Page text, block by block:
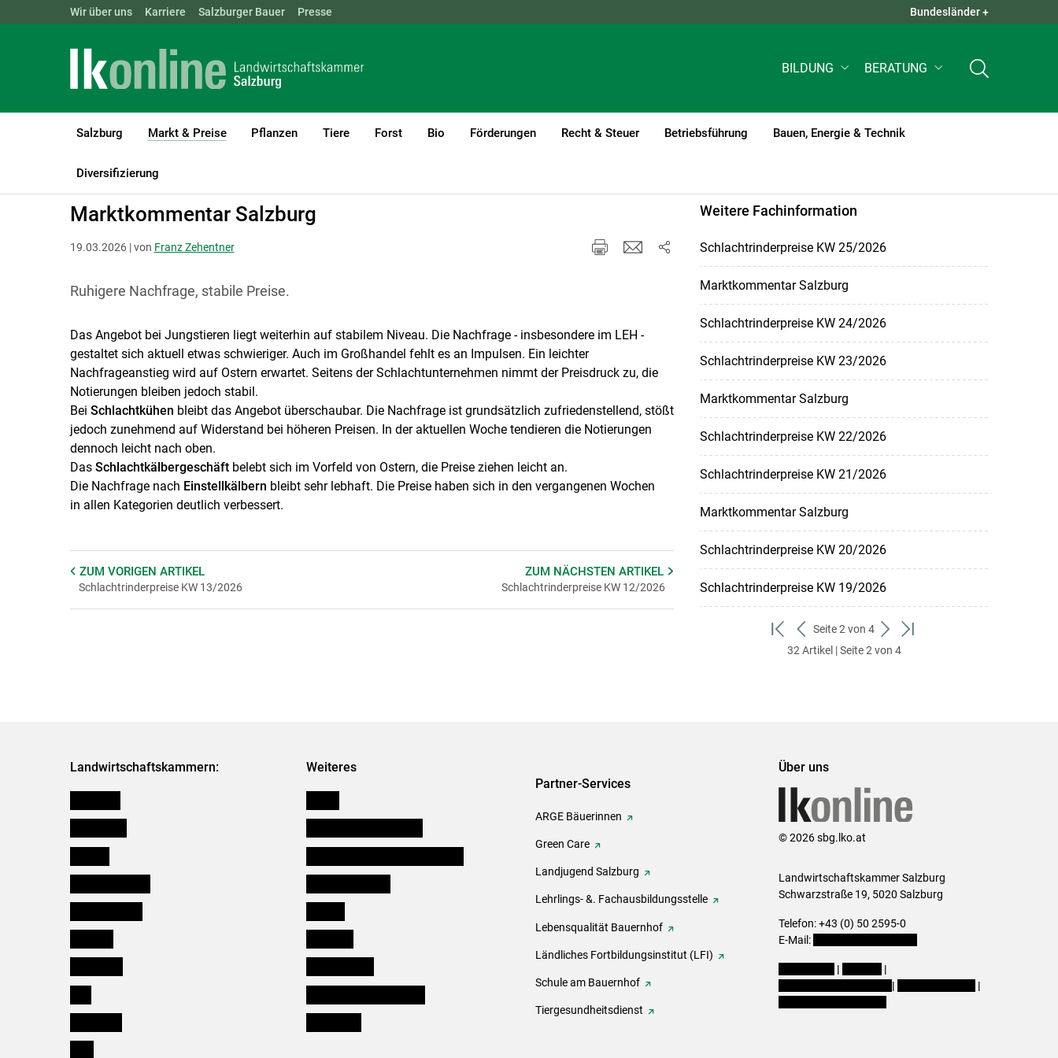
Skip to main content
Landwirtschaftskammern: ÖSTERREICH BGLD KTN QUICK LINKS +
Wir über uns Karriere Salzburger Bauer Presse Bundesländer +
BILDUNG BERATUNG
Salzburg Markt & Preise
(current)1
Pflanzen Tiere Forst Bio Förderungen Recht & Steuer Betriebsführung Bauen, Energie & Technik
Diversifizierung
LK Salzburg Markt & Preise
Marktkommentar Salzburg
19.03.2026 | von Franz Zehentner
Ruhigere Nachfrage, stabile Preise.
Das Angebot bei Jungstieren liegt weiterhin auf stabilem Niveau. Die Nachfrage - insbesondere im LEH -
gestaltet sich aktuell etwas schwieriger. Auch im Großhandel fehlt es an Impulsen. Ein leichter
Nachfrageanstieg wird auf Ostern erwartet. Seitens der Schlachtunternehmen nimmt der Preisdruck zu, die
Notierungen bleiben jedoch stabil.
Bei Schlachtkühen bleibt das Angebot überschaubar. Die Nachfrage ist grundsätzlich zufriedenstellend, stößt
jedoch zunehmend auf Widerstand bei höheren Preisen. In der aktuellen Woche tendieren die Notierungen
dennoch leicht nach oben.
Das Schlachtkälbergeschäftbelebt sich im Vorfeld von Ostern, die Preise ziehen leicht an.
Die Nachfrage nach Einstellkälbern bleibt sehr lebhaft. Die Preise haben sich in den vergangenen Wochen
in allen Kategorien deutlich verbessert.
ZUM VORIGEN ARTIKEL
Schlachtrinderpreise KW 13/2026
ZUM NÄCHSTENARTIKEL
Schlachtrinderpreise KW 12/2026
Weitere Fachinformation
Schlachtrinderpreise KW 25/2026
Marktkommentar Salzburg
Schlachtrinderpreise KW 24/2026
Schlachtrinderpreise KW 23/2026
Marktkommentar Salzburg
Schlachtrinderpreise KW 22/2026
Schlachtrinderpreise KW 21/2026
Marktkommentar Salzburg
Schlachtrinderpreise KW 20/2026
Schlachtrinderpreise KW 19/2026
zum
ersten
zurück
zum
Seite 2 von 4
weiter
zum
zum
32 Artikel | Seite 2 von 4
Landwirtschaftskammern: Weiteres
Partner-Services
ARGE Bäuerinnen
Green Care
Landjugend Salzburg
Lehrlings- &. Fachausbildungsstelle
Lebensqualität Bauernhof
Ländliches Fortbildungsinstitut (LFI)
Schule am Bauernhof
Tiergesundheitsdienst
Über uns
© 2026 sbg.lko.at
Landwirtschaftskammer Salzburg
Schwarzstraße 19, 5020 Salzburg
Telefon: +43 (0) 50 2595-0
E-Mail:
|
|
|
|